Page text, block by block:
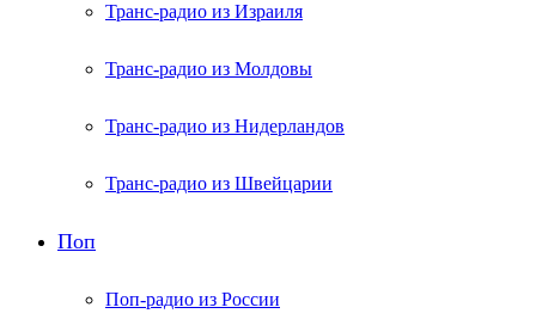
Транс-радио из Израиля
Транс-радио из Молдовы
Транс-радио из Нидерландов
Транс-радио из Швейцарии
Поп
Поп-радио из России